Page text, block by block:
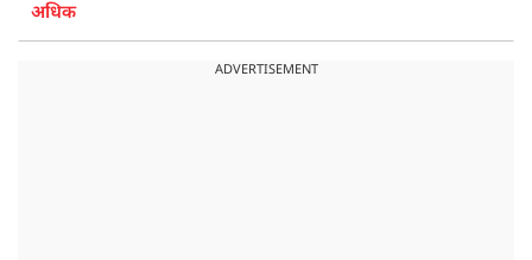
अधिक
ADVERTISEMENT